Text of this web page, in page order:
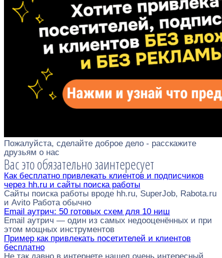
Пожалуйста, сделайте доброе дело - расскажите
друзьям о нас
Вас это обязательно заинтересует
Как бесплатно привлекать клиентов и подписчиков
через hh.ru и сайты поиска работы
Сайты поиска работы вроде hh.ru, SuperJob, Rabota.ru
и Avito Работа обычно
Email аутрич: 50 готовых схем для 10 ниш
Email аутрич — один из самых недооценённых и при
этом мощных инструментов
Пример как привлекать посетителей и клиентов
бесплатно